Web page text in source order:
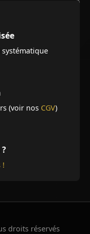
systématique
(voir nos CGV)
!
droits réservés